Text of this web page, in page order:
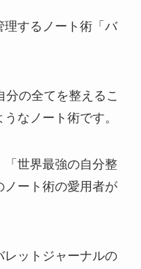
理するノート術「バ
の全てを整えるこ
なノート術です。
「世界最強の自分整
ート術の愛用者が
レットジャーナルの